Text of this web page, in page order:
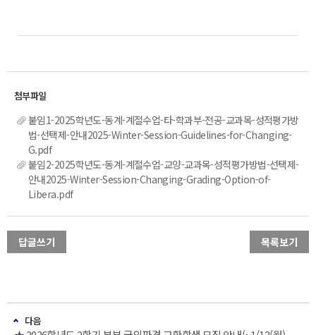
붙임1-2025학년도-동계-계절수업-타-학과부-전공-교과목-성적평가방
법-선택제-안내2025-Winter-Session-Guidelines-for-Changing-
G.pdf
붙임2-2025학년도-동계-계절수업-교양-교과목-성적평가방법-선택제-
안내2025-Winter-Session-Changing-Grading-Option-of-
Libera.pdf
답글쓰기 목록보기
다음